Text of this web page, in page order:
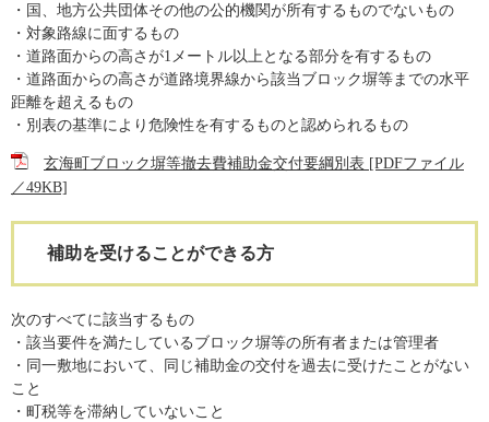
・国、地方公共団体その他の公的機関が所有するものでないもの
・対象路線に面するもの
・道路面からの高さが1メートル以上となる部分を有するもの
・道路面からの高さが道路境界線から該当ブロック塀等までの水平
距離を超えるもの
・別表の基準により危険性を有するものと認められるもの
玄海町ブロック塀等撤去費補助金交付要綱別表 [PDFファイル
／49KB]
補助を受けることができる方
次のすべてに該当するもの
・該当要件を満たしているブロック塀等の所有者または管理者
・同一敷地において、同じ補助金の交付を過去に受けたことがない
こと
・町税等を滞納していないこと